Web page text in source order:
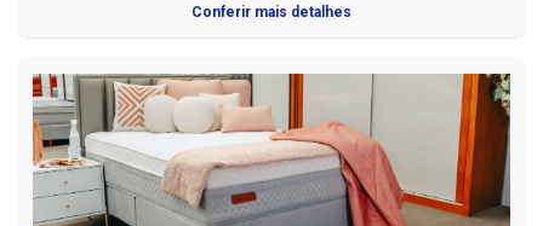
Conferir mais detalhes